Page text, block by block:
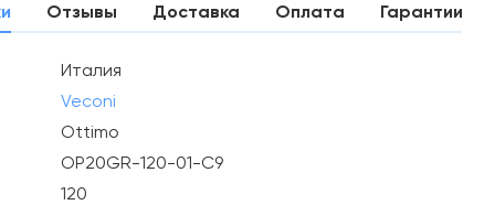
Отзывы Доставка Оплата Гарантии
Италия
Veconi
Ottimo
OP20GR-120-01-C9
120